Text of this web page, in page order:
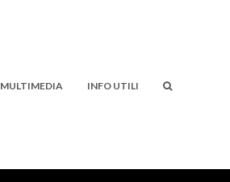
MULTIMEDIA INFO UTILI